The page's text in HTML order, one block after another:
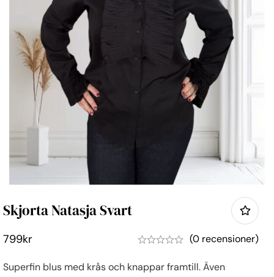
Skjorta Natasja Svart
799kr (0 recensioner)
Superfin blus med krås och knappar framtill. Även